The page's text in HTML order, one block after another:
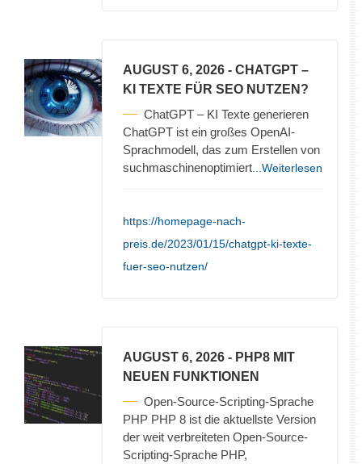
AUGUST 6, 2026 - CHATGPT –
KI TEXTE FÜR SEO NUTZEN?
ChatGPT – KI Texte generieren
ChatGPT ist ein großes OpenAI-
Sprachmodell, das zum Erstellen von
suchmaschinenoptimiert ...Weiterlesen
https://homepage-nach-
preis.de/2023/01/15/chatgpt-ki-texte-
fuer-seo-nutzen/
AUGUST 6, 2026 - PHP8 MIT
NEUEN FUNKTIONEN
Open-Source-Scripting-Sprache
PHP PHP 8 ist die aktuellste Version
der weit verbreiteten Open-Source-
Scripting-Sprache PHP,